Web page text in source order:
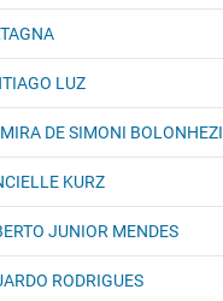
LUZ
DE SIMONI BOLONHEZI
KURZ
JUNIOR MENDES
RODRIGUES